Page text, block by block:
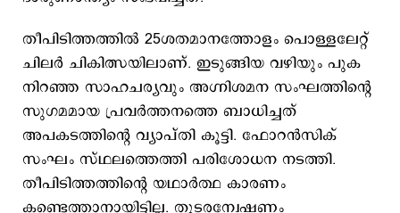
തീപിടിത്തത്തില്‍ 25ശതമാനത്തോളം പൊള്ളലേറ്റ്
ചിലര്‍ ചികിത്സയിലാണ്. ഇടുങ്ങിയ വഴിയും പുക
നിറഞ്ഞ സാഹചര്യവും അഗ്നിശമന സംഘത്തിന്റെ
സുഗമമായ പ്രവര്‍ത്തനത്തെ ബാധിച്ചത്
അപകടത്തിന്റെ വ്യാപ്തി കൂട്ടി. ഫോറന്‍സിക്
സംഘം സ്ഥലത്തെത്തി പരിശോധന നടത്തി.
തീപിടിത്തത്തിന്റെ യഥാര്‍ത്ഥ കാരണം
കണ്ടെത്താനായിട്ടില്ല. തുടരന്വേഷണം